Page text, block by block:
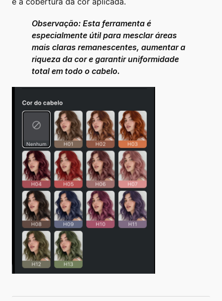
Observação: Esta ferramenta é
especialmente útil para mesclar áreas
mais claras remanescentes, aumentar a
riqueza da cor e garantir uniformidade
total em todo o cabelo.